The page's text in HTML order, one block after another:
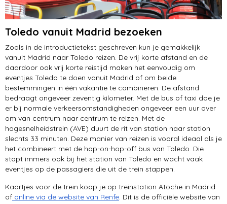
Toledo vanuit Madrid bezoeken
Zoals in de introductietekst geschreven kun je gemakkelijk
vanuit Madrid naar Toledo reizen. De vrij korte afstand en de
daardoor ook vrij korte reistijd maken het eenvoudig om
eventjes Toledo te doen vanuit Madrid of om beide
bestemmingen in één vakantie te combineren. De afstand
bedraagt ongeveer zeventig kilometer. Met de bus of taxi doe je
er bij normale verkeersomstandigheden ongeveer een uur over
om van centrum naar centrum te reizen. Met de
hogesnelheidstrein (AVE) duurt de rit van station naar station
slechts 33 minuten. Deze manier van reizen is vooral ideaal als je
het combineert met de hop-on-hop-off bus van Toledo. Die
stopt immers ook bij het station van Toledo en wacht vaak
eventjes op de passagiers die uit de trein stappen.
Kaartjes voor de trein koop je op treinstation Atoche in Madrid
of online via de website van Renfe . Dit is de officiële website van